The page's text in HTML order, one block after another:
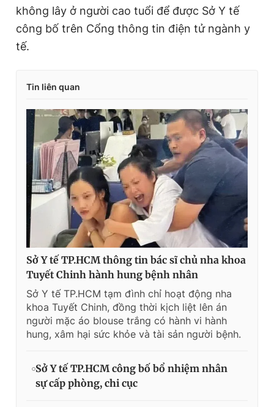
không lây ở người cao tuổi để được Sở Y tế
công bố trên Cổng thông tin điện tử ngành y
tế.
Tin liên quan
Sở Y tế TP.HCM thông tin bác sĩ chủ nha khoa
Tuyết Chinh hành hung bệnh nhân
Sở Y tế TP.HCM tạm đình chỉ hoạt động nha
khoa Tuyết Chinh, đồng thời kịch liệt lên án
người mặc áo blouse trắng có hành vi hành
hung, xâm hại sức khỏe và tài sản người bệnh.
Sở Y tế TP.HCM công bố bổ nhiệm nhân
sự cấp phòng, chi cục